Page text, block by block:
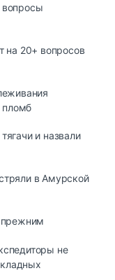
вопросы
на 20+ вопросов
пломб
и назвали
в Амурской
прежним
не